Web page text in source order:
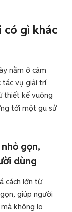
có gì khác
nằm ở cảm
tác vụ giải trí
thiết kế vuông
tới một gu sử
gọn,
dùng
cách lớn từ
giúp người
không lo